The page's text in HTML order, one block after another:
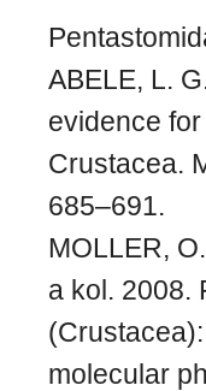
ABELE, L.
evidence
Crustacea.
685–691.
MOLLER,
a kol. 2008.
molecular